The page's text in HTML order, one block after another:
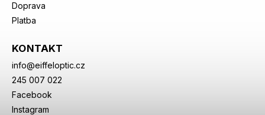
Doprava
Platba
KONTAKT
info@eiffeloptic.cz
245 007 022
Facebook
Instagram